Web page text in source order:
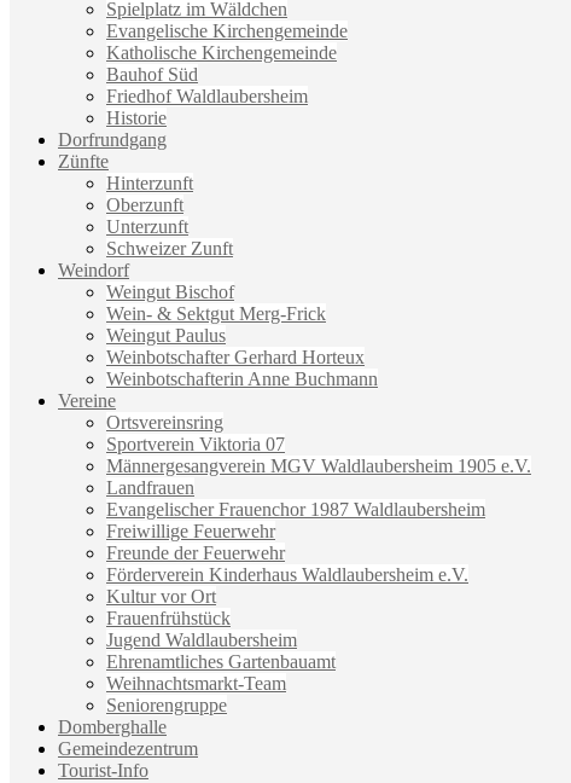
Spielplatz im Wäldchen
Evangelische Kirchengemeinde
Katholische Kirchengemeinde
Bauhof Süd
Friedhof Waldlaubersheim
Historie
Dorfrundgang
Zünfte
Hinterzunft
Oberzunft
Unterzunft
Schweizer Zunft
Weindorf
Weingut Bischof
Wein- & Sektgut Merg-Frick
Weingut Paulus
Weinbotschafter Gerhard Horteux
Weinbotschafterin Anne Buchmann
Vereine
Ortsvereinsring
Sportverein Viktoria 07
Männergesangverein MGV Waldlaubersheim 1905 e.V.
Landfrauen
Evangelischer Frauenchor 1987 Waldlaubersheim
Freiwillige Feuerwehr
Freunde der Feuerwehr
Förderverein Kinderhaus Waldlaubersheim e.V.
Kultur vor Ort
Frauenfrühstück
Jugend Waldlaubersheim
Ehrenamtliches Gartenbauamt
Weihnachtsmarkt-Team
Seniorengruppe
Domberghalle
Gemeindezentrum
Tourist-Info